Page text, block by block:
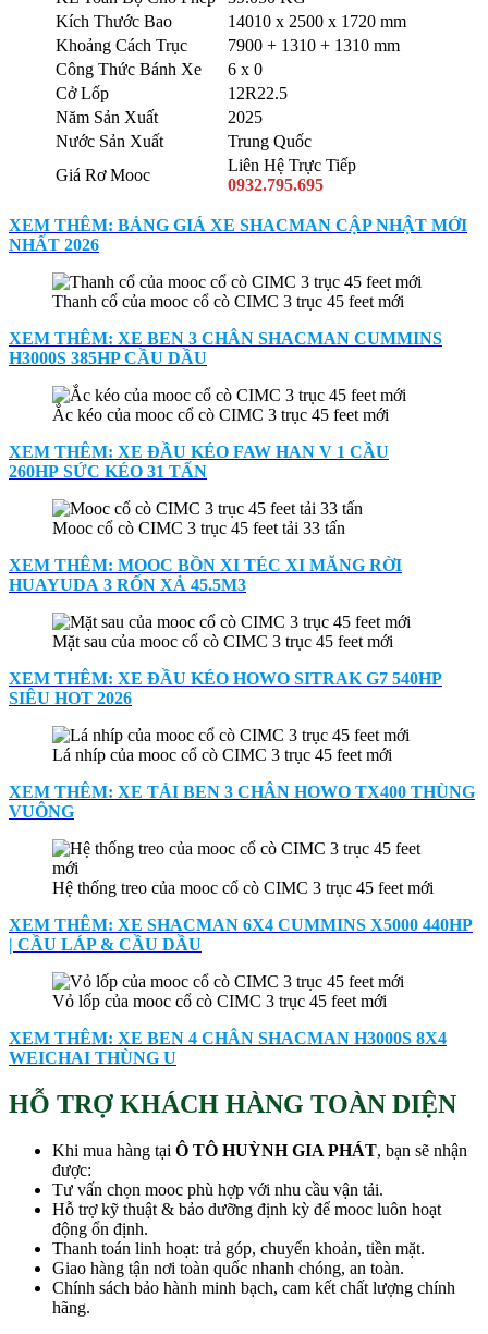
Kích Thước Bao
14010 x 2500 x 1720 mm
Khoảng Cách Trục
7900 + 1310 + 1310 mm
Công Thức Bánh Xe
6 x 0
Cở Lốp
12R22.5
Năm Sản Xuất
2025
Nước Sản Xuất
Trung Quốc
Giá Rơ Mooc
Liên Hệ Trực Tiếp
0932.795.695
XEM THÊM: BẢNG GIÁ XE SHACMAN CẬP NHẬT MỚI
NHẤT 2026
Thanh cổ của mooc cổ cò CIMC 3 trục 45 feet mới
XEM THÊM: XE BEN 3 CHÂN SHACMAN CUMMINS
H3000S 385HP CẦU DẦU
Ắc kéo của mooc cổ cò CIMC 3 trục 45 feet mới
XEM THÊM: XE ĐẦU KÉO FAW HAN V 1 CẦU
260HP SỨC KÉO 31 TẤN
Mooc cổ cò CIMC 3 trục 45 feet tải 33 tấn
XEM THÊM: MOOC BỒN XI TÉC XI MĂNG RỜI
HUAYUDA 3 RỐN XẢ 45.5M3
Mặt sau của mooc cổ cò CIMC 3 trục 45 feet mới
XEM THÊM: XE ĐẦU KÉO HOWO SITRAK G7 540HP
SIÊU HOT 2026
Lá nhíp của mooc cổ cò CIMC 3 trục 45 feet mới
XEM THÊM: XE TẢI BEN 3 CHÂN HOWO TX400 THÙNG
VUÔNG
Hệ thống treo của mooc cổ cò CIMC 3 trục 45 feet mới
XEM THÊM: XE SHACMAN 6X4 CUMMINS X5000 440HP
| CẦU LÁP & CẦU DẦU
Vỏ lốp của mooc cổ cò CIMC 3 trục 45 feet mới
XEM THÊM: XE BEN 4 CHÂN SHACMAN H3000S 8X4
WEICHAI THÙNG U
HỖ TRỢ KHÁCH HÀNG TOÀN DIỆN
Khi mua hàng tại Ô TÔ HUỲNH GIA PHÁT, bạn sẽ nhận
được:
Tư vấn chọn mooc phù hợp với nhu cầu vận tải.
Hỗ trợ kỹ thuật & bảo dưỡng định kỳ để mooc luôn hoạt
động ổn định.
Thanh toán linh hoạt: trả góp, chuyển khoản, tiền mặt.
Giao hàng tận nơi toàn quốc nhanh chóng, an toàn.
Chính sách bảo hành minh bạch, cam kết chất lượng chính
hãng.